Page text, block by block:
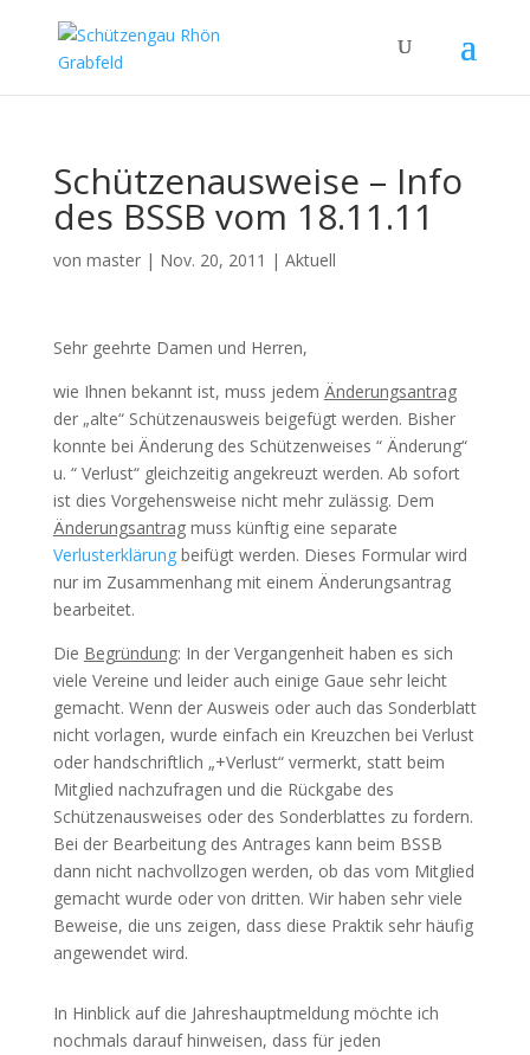
Schützenausweise – Info
des BSSB vom 18.11.11
von master| Nov. 20, 2011 | Aktuell
Sehr geehrte Damen und Herren,
wie Ihnen bekannt ist, muss jedem Änderungsantrag
der „alte“ Schützenausweis beigefügt werden. Bisher
konnte bei Änderung des Schützenweises “ Änderung“
u. “ Verlust“ gleichzeitig angekreuzt werden. Ab sofort
ist dies Vorgehensweise nicht mehr zulässig. Dem
Änderungsantragmuss künftig eine separate
Verlusterklärungbeifügt werden. Dieses Formular wird
nur im Zusammenhang mit einem Änderungsantrag
bearbeitet.
Die Begründung: In der Vergangenheit haben es sich
viele Vereine und leider auch einige Gaue sehr leicht
gemacht. Wenn der Ausweis oder auch das Sonderblatt
nicht vorlagen, wurde einfach ein Kreuzchen bei Verlust
oder handschriftlich „+Verlust“ vermerkt, statt beim
Mitglied nachzufragen und die Rückgabe des
Schützenausweises oder des Sonderblattes zu fordern.
Bei der Bearbeitung des Antrages kann beim BSSB
dann nicht nachvollzogen werden, ob das vom Mitglied
gemacht wurde oder von dritten. Wir haben sehr viele
Beweise, die uns zeigen, dass diese Praktik sehr häufig
angewendet wird.
In Hinblick auf die Jahreshauptmeldung möchte ich
nochmals darauf hinweisen, dass für jeden